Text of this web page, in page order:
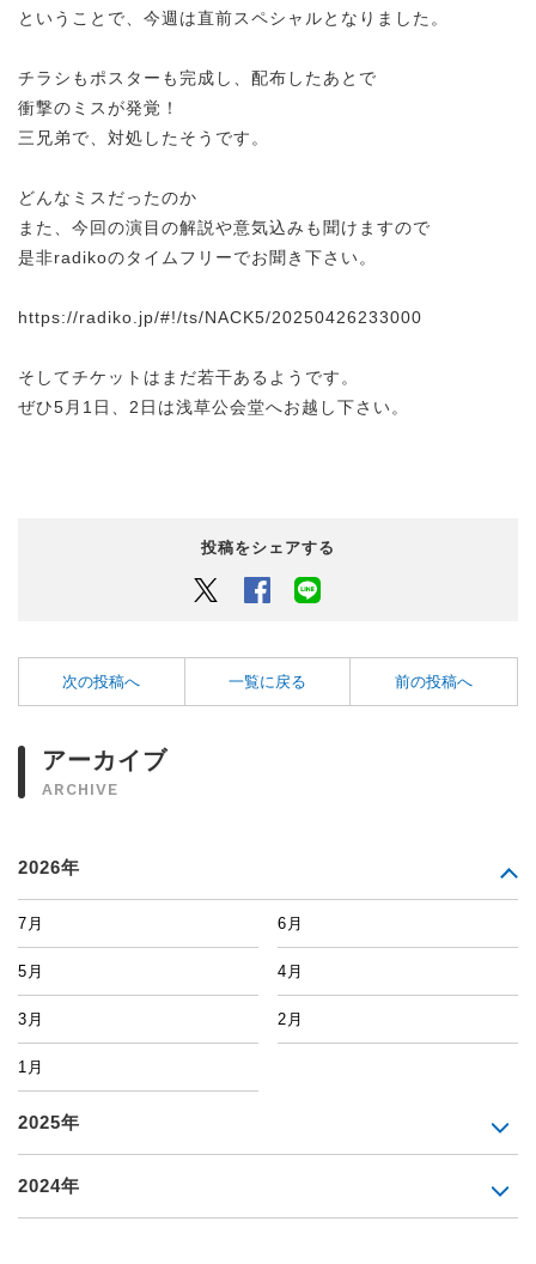
ということで、今週は直前スペシャルとなりました。
チラシもポスターも完成し、配布したあとで
衝撃のミスが発覚！
三兄弟で、対処したそうです。
どんなミスだったのか
また、今回の演目の解説や意気込みも聞けますので
是非radikoのタイムフリーでお聞き下さい。
https://radiko.jp/#!/ts/NACK5/20250426233000
そしてチケットはまだ若干あるようです。
ぜひ5月1日、2日は浅草公会堂へお越し下さい。
投稿をシェアする
Twitter Facebook
次の投稿へ 一覧に戻る 前の投稿へ
アーカイブ
ARCHIVE
2026年
7月 6月
5月 4月
3月 2月
1月
2025年
2024年